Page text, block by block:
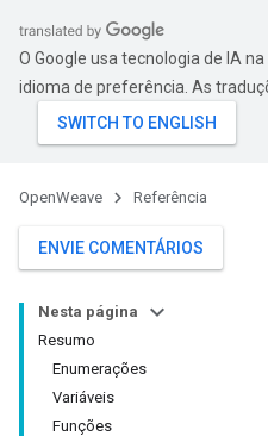
O Google usa tecnologia de IA
idioma de preferência. As
OpenWeave Referência
ENVIE COMENTÁRIOS
Nesta página
Resumo
Enumerações
Variáveis
Funções